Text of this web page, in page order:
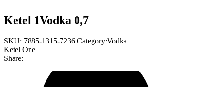
Ketel 1Vodka 0,7
SKU: 7885-1315-7236 Category:Vodka
Ketel One
Share: